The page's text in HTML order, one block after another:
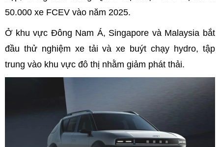
50.000 xe FCEV vào năm 2025.
Ở khu vực Đông Nam Á, Singapore và Malaysia bắt
đầu thử nghiệm xe tải và xe buýt chạy hydro, tập
trung vào khu vực đô thị nhằm giảm phát thải.